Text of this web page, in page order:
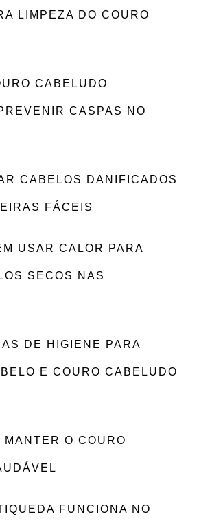
LIMPEZA DO COURO
CABELUDO
CASPAS NO
CABELOS DANIFICADOS
FÁCEIS
USAR CALOR PARA
SECOS NAS
DE HIGIENE PARA
E COURO CABELUDO
O COURO
FUNCIONA NO